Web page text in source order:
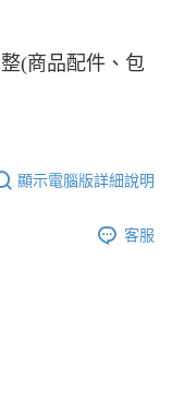
(商品配件、包
顯示電腦版詳細說明
客服